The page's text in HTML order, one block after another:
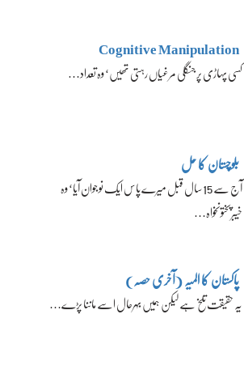
Cognitive Manipulation
کسی پہاڑی پر جنگلی مرغیاں رہتی تھیں‘ وہ تعداد…
بلوچستان کا حل
آج سے 15 سال قبل میرے پاس ایک نوجوان آیا‘ وہ
خیبرپختونخواہ…
پاکستان کا المیہ (آخری حصہ)
یہ حقیقت تلخ ہے لیکن ہمیں بہرحال اسے ماننا پڑے…